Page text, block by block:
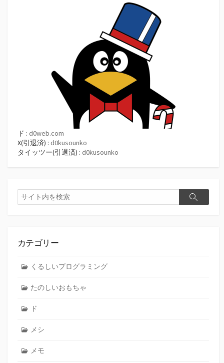
ド : d0web.com
X(引退済) : d0kusounko
タイッツー(引退済) : d0kusounko
検
索
検
カテゴリー
くるしいプログラミング
たのしいおもちゃ
ド
メシ
メモ